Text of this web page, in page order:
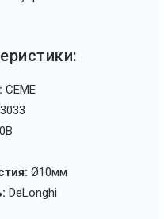
CEME
Ø10мм
DeLonghi